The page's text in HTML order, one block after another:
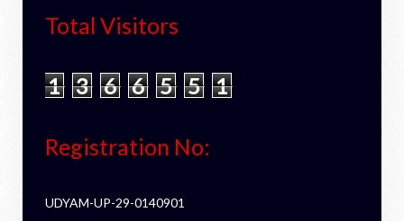
Total Visitors
1 3 6 6 5 5 1
Registration No:
UDYAM-UP-29-0140901